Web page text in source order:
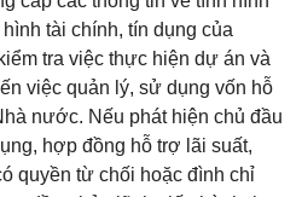
tài chính, tín dụng của
tra việc thực hiện dự án và
việc quản lý, sử dụng vốn hỗ
nước. Nếu phát hiện chủ đầu
hợp đồng hỗ trợ lãi suất,
quyền từ chối hoặc đình chỉ